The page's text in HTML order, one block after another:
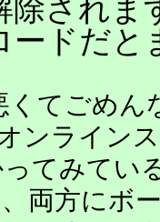
除されま
ードだと
くてごめん
ンライン
てみてい
両方にボ